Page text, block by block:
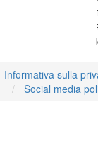
Informativa sulla
Social media